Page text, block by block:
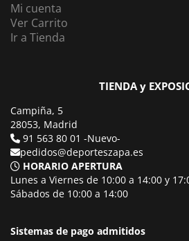
Mi cuenta
Ver Carrito
Ir a Tienda
TIENDA y
Campiña, 5
28053, Madrid
91 563 80 01 -Nuevo-
pedidos@deporteszapa.es
HORARIO APERTURA
Lunes a Viernes de 10:00 a 14:00 y
Sábados de 10:00 a 14:00
Sistemas de pago admitidos